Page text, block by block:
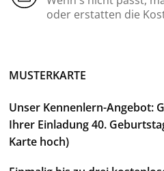
oder erstatten die
MUSTERKARTE
Unser Kennenlern-Angebot:
Ihrer Einladung 40.
Karte hoch)